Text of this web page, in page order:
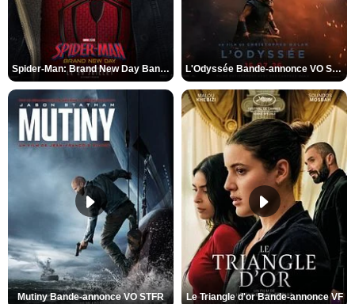
Spider-Man: Brand New Day Bande-annonce VO STFR L'Odyssée Bande-annonce VO STFR
Mutiny Bande-annonce VO STFR Le Triangle d'or Bande-annonce VF